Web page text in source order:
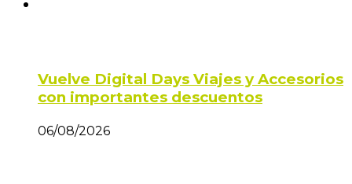
Vuelve Digital Days Viajes y Accesorios
con importantes descuentos
06/08/2026